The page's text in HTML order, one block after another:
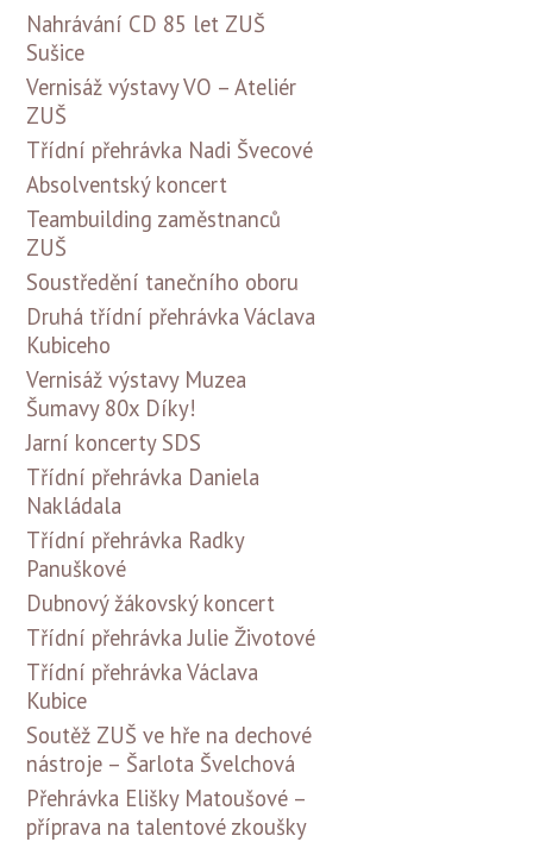
Nahrávání CD 85 let ZUŠ
Sušice
Vernisáž výstavy VO – Ateliér
ZUŠ
Třídní přehrávka Nadi Švecové
Absolventský koncert
Teambuilding zaměstnanců
ZUŠ
Soustředění tanečního oboru
Druhá třídní přehrávka Václava
Kubiceho
Vernisáž výstavy Muzea
Šumavy 80x Díky!
Jarní koncerty SDS
Třídní přehrávka Daniela
Nakládala
Třídní přehrávka Radky
Panuškové
Dubnový žákovský koncert
Třídní přehrávka Julie Životové
Třídní přehrávka Václava
Kubice
Soutěž ZUŠ ve hře na dechové
nástroje – Šarlota Švelchová
Přehrávka Elišky Matoušové –
příprava na talentové zkoušky